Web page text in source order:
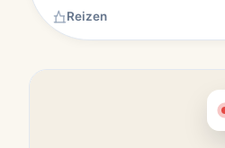
Reizen